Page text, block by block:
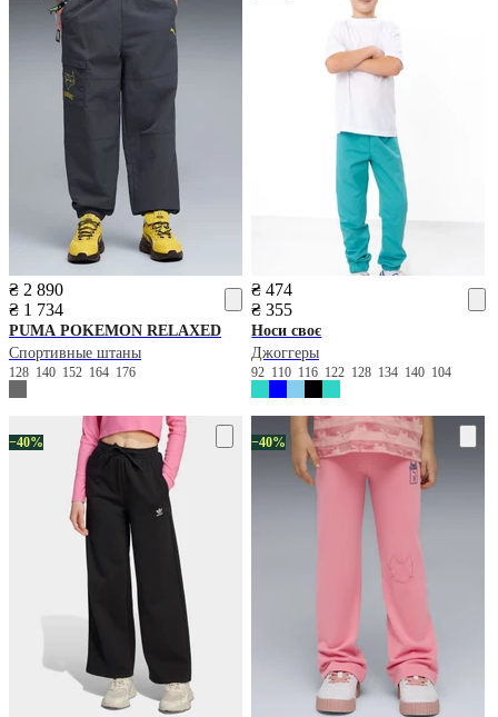
₴ 2 890
₴ 1 734
PUMA POKEMON RELAXED
Спортивные штаны
128 140 152 164 176
₴ 474
₴ 355
Носи своє
Джоггеры
92 110 116 122 128 134 140 104
−40% −40%